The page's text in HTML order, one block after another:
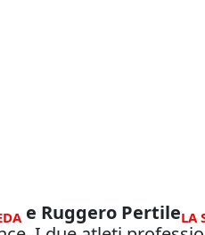
e Ruggero PertileLA